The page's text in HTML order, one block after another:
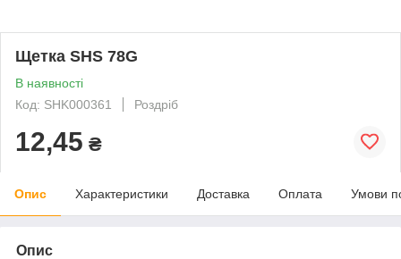
Щетка SHS 78G
В наявності
Код: SHK000361
Роздріб
12,45 ₴
Опис Характеристики Доставка Оплата Умови
Опис